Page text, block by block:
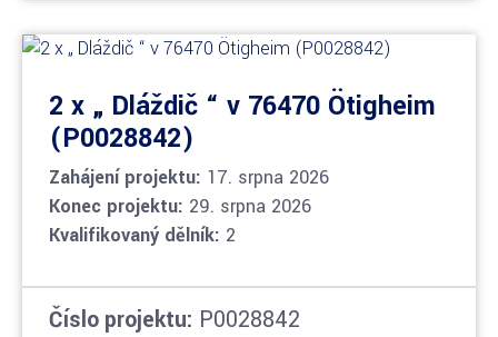
2 x „ Dláždič “ v 76470 Ötigheim
(P0028842)
Zahájení projektu: 17. srpna 2026
Konec projektu: 29. srpna 2026
Kvalifikovaný dělník: 2
Číslo projektu: P0028842